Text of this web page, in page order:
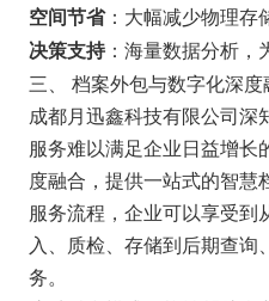
空间节省：大幅减少物理存
决策支持：海量数据分析，
三、 档案外包与数字化深
成都月迅鑫科技有限公司
服务难以满足企业日益增长
度融合，提供一站式的智慧
服务流程，企业可以享受
入、质检、存储到后期查询
务。